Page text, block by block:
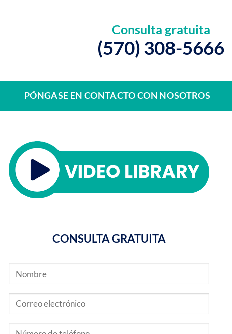
Consulta gratuita
(570) 308-5666
PÓNGASE EN CONTACTO CON NOSOTROS
CONSULTA GRATUITA